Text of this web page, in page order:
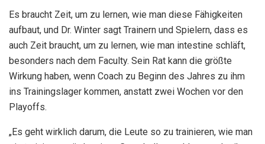
Es braucht Zeit, um zu lernen, wie man diese Fähigkeiten
aufbaut, und Dr. Winter sagt Trainern und Spielern, dass es
auch Zeit braucht, um zu lernen, wie man intestine schläft,
besonders nach dem Faculty. Sein Rat kann die größte
Wirkung haben, wenn Coach zu Beginn des Jahres zu ihm
ins Trainingslager kommen, anstatt zwei Wochen vor den
Playoffs.
„Es geht wirklich darum, die Leute so zu trainieren, wie man